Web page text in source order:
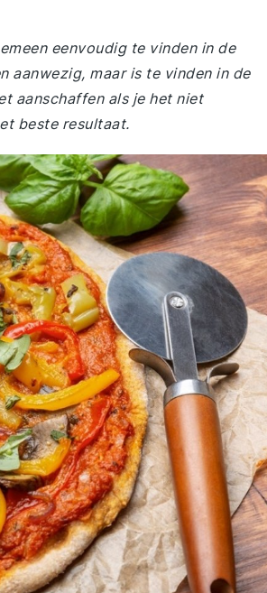
eenvoudig te vinden in de
aanwezig, maar is te vinden in de
aanschaffen als je het niet
beste resultaat.